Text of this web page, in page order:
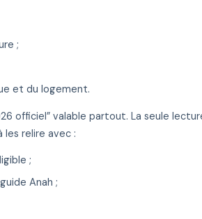
;
et du logement.
officiel” valable partout. La seule
les relire avec :
;
Anah ;